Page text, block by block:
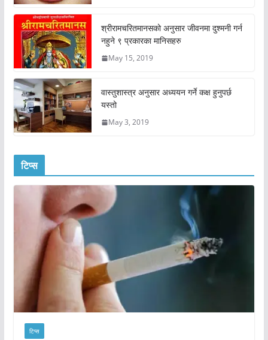
श्रीरामचरितमानसको अनुसार जीवनमा दुश्मनी गर्न
नहुने ९ प्रकारका मानिसहरु
May 15, 2019
वास्तुशास्त्र अनुसार अध्ययन गर्ने कक्ष हुनुपर्छ
यस्तो
May 3, 2019
टिप्स
टिप्स